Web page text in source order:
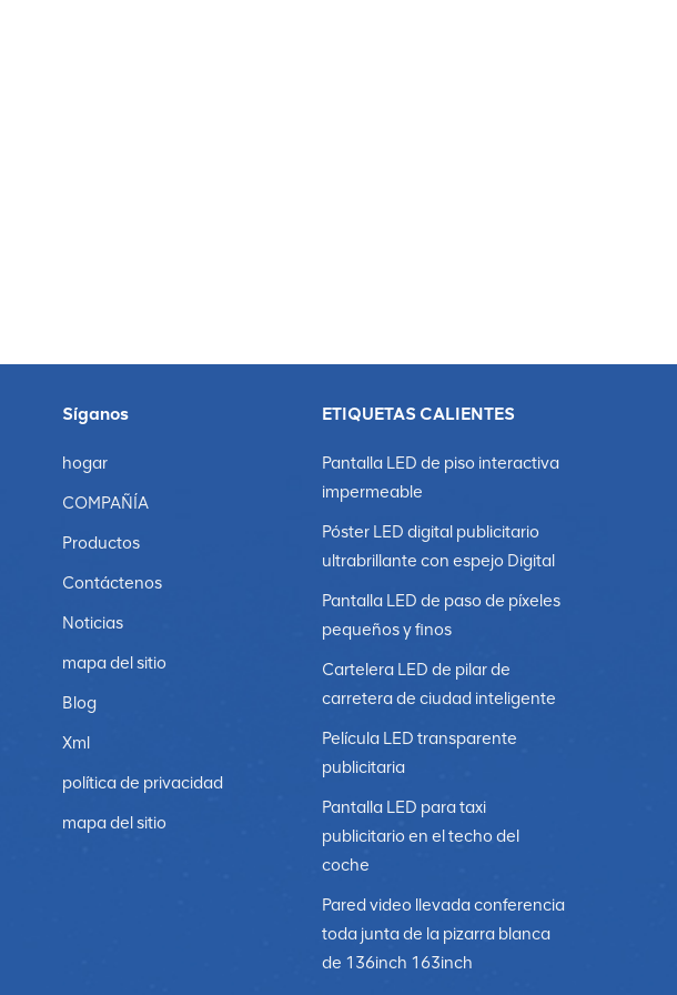
Síganos
hogar
COMPAÑÍA
Productos
Contáctenos
Noticias
mapa del sitio
Blog
Xml
política de privacidad
mapa del sitio
ETIQUETAS CALIENTES
Pantalla LED de piso interactiva
impermeable
Póster LED digital publicitario
ultrabrillante con espejo Digital
Pantalla LED de paso de píxeles
pequeños y finos
Cartelera LED de pilar de
carretera de ciudad inteligente
Película LED transparente
publicitaria
Pantalla LED para taxi
publicitario en el techo del
coche
Pared video llevada conferencia
toda junta de la pizarra blanca
de 136inch 163inch